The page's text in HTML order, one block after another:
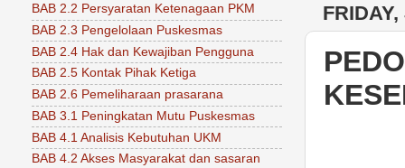
BAB 2.2 Persyaratan Ketenagaan PKM
BAB 2.3 Pengelolaan Puskesmas
BAB 2.4 Hak dan Kewajiban Pengguna
BAB 2.5 Kontak Pihak Ketiga
BAB 2.6 Pemeliharaan prasarana
BAB 3.1 Peningkatan Mutu Puskesmas
BAB 4.1 Analisis Kebutuhan UKM
BAB 4.2 Akses Masyarakat dan sasaran